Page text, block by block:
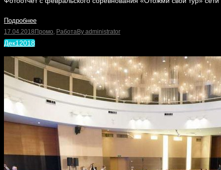
Подробнее
17.04.2018 Промо, РаботаBy administrator
Дек1 2018